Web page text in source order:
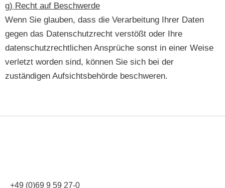
g) Recht auf Beschwerde
Wenn Sie glauben, dass die Verarbeitung Ihrer Daten
gegen das Datenschutzrecht verstößt oder Ihre
datenschutzrechtlichen Ansprüche sonst in einer Weise
verletzt worden sind, können Sie sich bei der
zuständigen Aufsichtsbehörde beschweren.
+49 (0)69 9 59 27-0